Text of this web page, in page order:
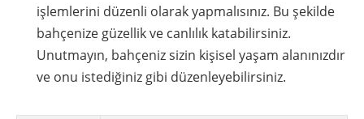
işlemlerini düzenli olarak yapmalısınız. Bu şekilde
bahçenize güzellik ve canlılık katabilirsiniz.
Unutmayın, bahçeniz sizin kişisel yaşam alanınızdır
ve onu istediğiniz gibi düzenleyebilirsiniz.